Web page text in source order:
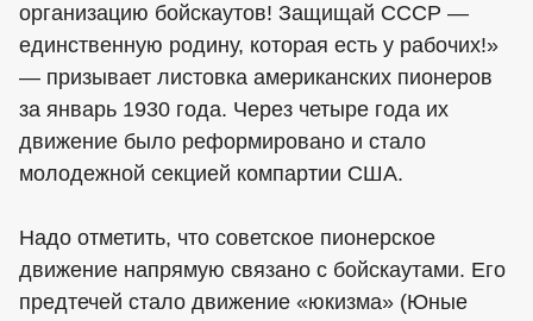
организацию бойскаутов! Защищай СССР —
единственную родину, которая есть у рабочих!»
— призывает листовка американских пионеров
за январь 1930 года. Через четыре года их
движение было реформировано и стало
молодежной секцией компартии США.
Надо отметить, что советское пионерское
движение напрямую связано с бойскаутами. Его
предтечей стало движение «юкизма» (Юные